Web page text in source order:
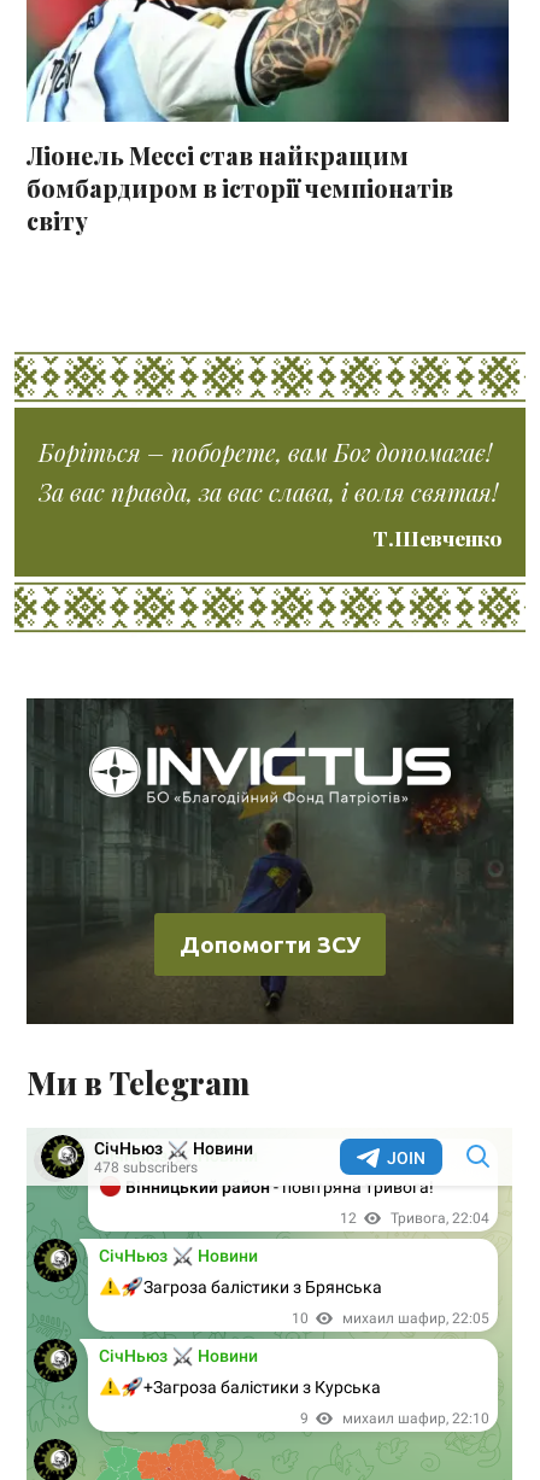
Ліонель Мессі став найкращим
бомбардиром в історії чемпіонатів
світу
Боріться – поборете, вам Бог допомагає!
За вас правда, за вас слава, і воля святая!
Т.Шевченко
Допомогти ЗСУ
Ми в Telegram